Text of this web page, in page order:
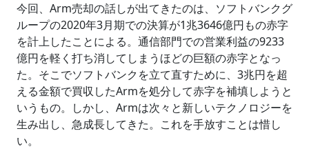
今回、Arm売却の話しが出てきたのは、ソフトバンクグ
ループの2020年3月期での決算が1兆3646億円もの赤字
を計上したことによる。通信部門での営業利益の9233
億円を軽く打ち消してしまうほどの巨額の赤字となっ
た。そこでソフトバンクを立て直すために、3兆円を超
える金額で買収したArmを処分して赤字を補填しようと
いうもの。しかし、Armは次々と新しいテクノロジーを
生み出し、急成長してきた。これを手放すことは惜し
い。